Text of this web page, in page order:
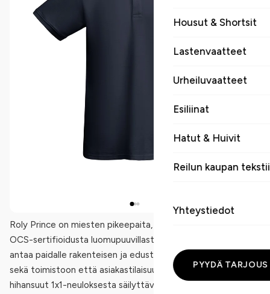
Housut & Shortsit
Lastenvaatteet
Urheiluvaatteet
Esiliinat
Hatut & Huivit
Reilun kaupan
Yhteystiedot
PYYDÄ TARJOUS
Roly Prince on miesten pikeepaita, joka on valmistettu
OCS-sertifioidusta luomupuuvillasta (210 g/m²). Pikeeneulos
antaa paidalle rakenteisen ja edustavan ilmeen, joka sopii
sekä toimistoon että asiakastilaisuuksiin. Kudottu kaulus ja
hihansuut 1x1-neuloksesta säilyttävät muotonsa pitkässäkin